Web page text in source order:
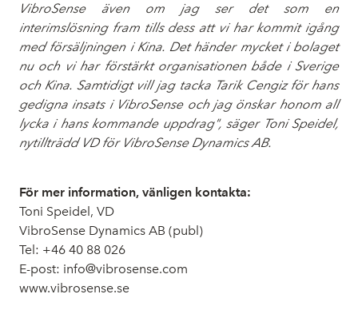
VibroSense även om jag ser det som en
interimslösning fram tills dess att vi har kommit igång
med försäljningen i Kina. Det händer mycket i bolaget
nu och vi har förstärkt organisationen både i Sverige
och Kina. Samtidigt vill jag tacka Tarik Cengiz för hans
gedigna insats i VibroSense och jag önskar honom all
lycka i hans kommande uppdrag", säger Toni Speidel,
nytillträdd VD för VibroSense Dynamics AB.
För mer information, vänligen kontakta:
Toni Speidel, VD
VibroSense Dynamics AB (publ)
Tel: +46 40 88 026
E-post: info@vibrosense.com
www.vibrosense.se